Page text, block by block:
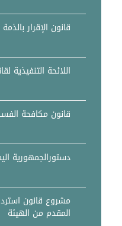
قانون الإقرار بالذمة
اللائحة التنفيذية
قانون مكافحة
دستورالجمهورية
مشروع قانون
المقدم من الهيئة